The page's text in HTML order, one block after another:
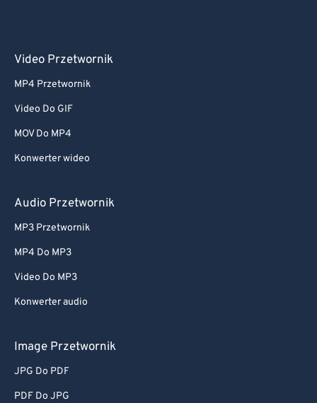
Video Przetwornik
MP4 Przetwornik
Video Do GIF
MOV Do MP4
Konwerter wideo
Audio Przetwornik
MP3 Przetwornik
MP4 Do MP3
Video Do MP3
Konwerter audio
Image Przetwornik
JPG Do PDF
PDF Do JPG